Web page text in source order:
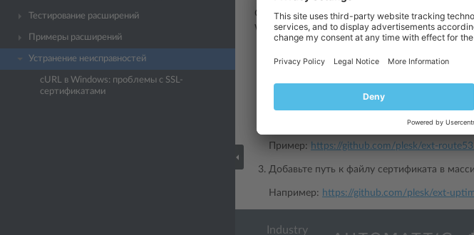
Тестирование расширений
Примеры расширений
Устранение неисправностей
cURL в Windows: проблемы с SSL-
сертификатами
Оно связано с тем, что библиотека libcurl ,
Windows, и поэтому cURL не может ее
Поместите файл сертификата где-либо
Например, его можно поместить внутри
Пример: https://github.com/plesk/ext-
Добавьте путь к файлу сертификата в
Например: https://github.com/plesk/ext-
Industry